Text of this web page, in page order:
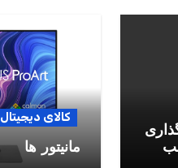
کالای دیجیتال
مانیتور ها